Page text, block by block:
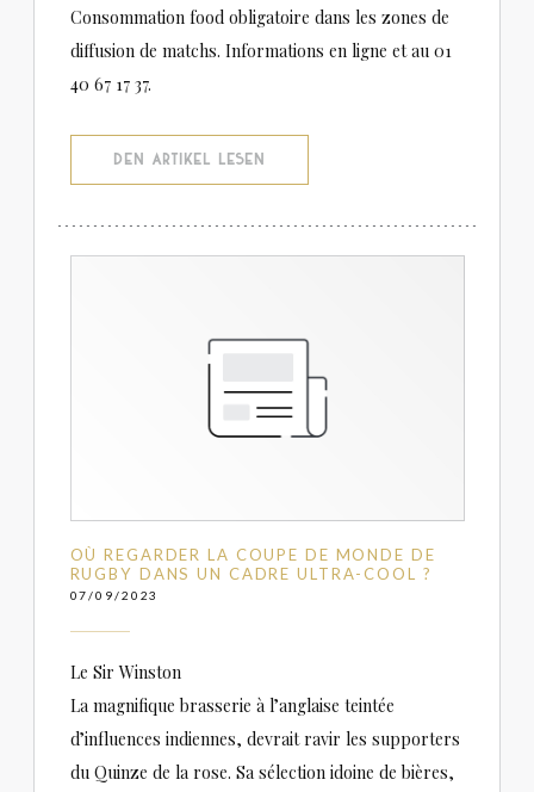
Consommation food obligatoire dans les zones de
diffusion de matchs. Informations en ligne et au 01
40 67 17 37.
DEN ARTIKEL LESEN
OÙ REGARDER LA COUPE DE MONDE DE
RUGBY DANS UN CADRE ULTRA-COOL ?
07/09/2023
Le Sir Winston
La magnifique brasserie à l’anglaise teintée
d’influences indiennes, devrait ravir les supporters
du Quinze de la rose. Sa sélection idoine de bières,